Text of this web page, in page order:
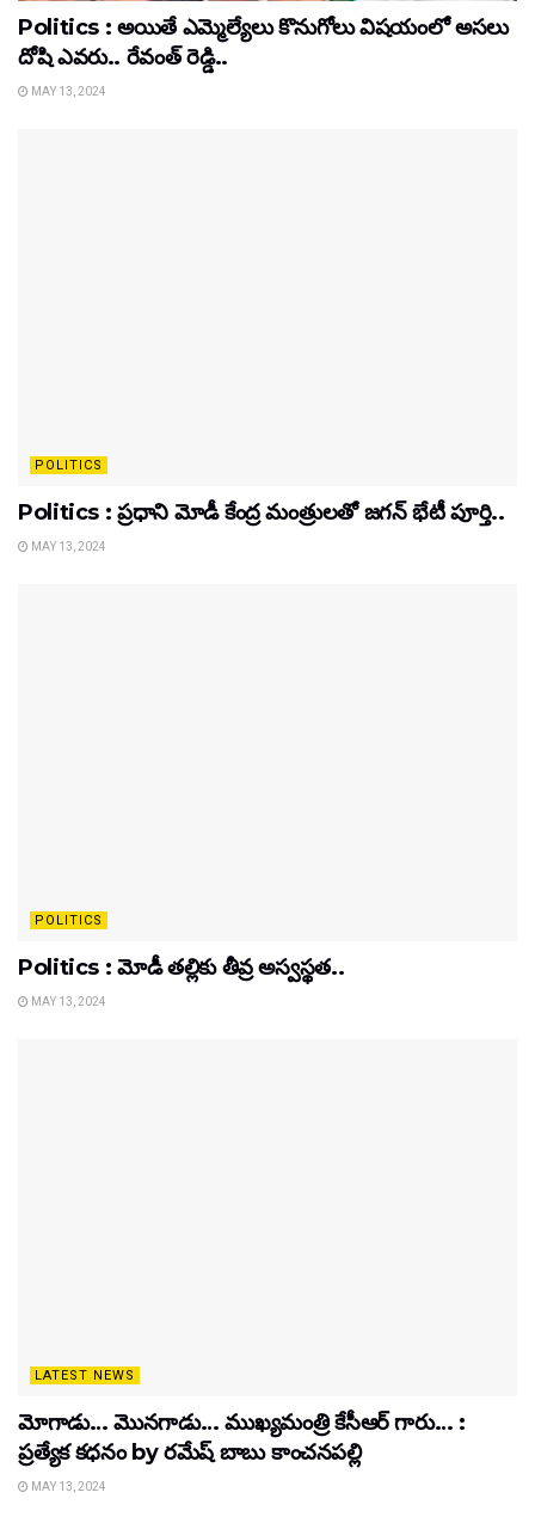
Politics : అయితే ఎమ్మెల్యేలు కొనుగోలు విషయంలో అసలు
దోషి ఎవరు.. రేవంత్ రెడ్డి..
MAY 13, 2024
POLITICS
Politics : ప్రధాని మోడీ కేంద్ర మంత్రులతో జగన్ భేటీ పూర్తి..
MAY 13, 2024
POLITICS
Politics : మోడీ తల్లికు తీవ్ర అస్వస్థత..
MAY 13, 2024
LATEST NEWS
మోగాడు… మొనగాడు… ముఖ్యమంత్రి కేసీఆర్ గారు… :
ప్రత్యేక కధనం by రమేష్ బాబు కాంచనపల్లి
MAY 13, 2024